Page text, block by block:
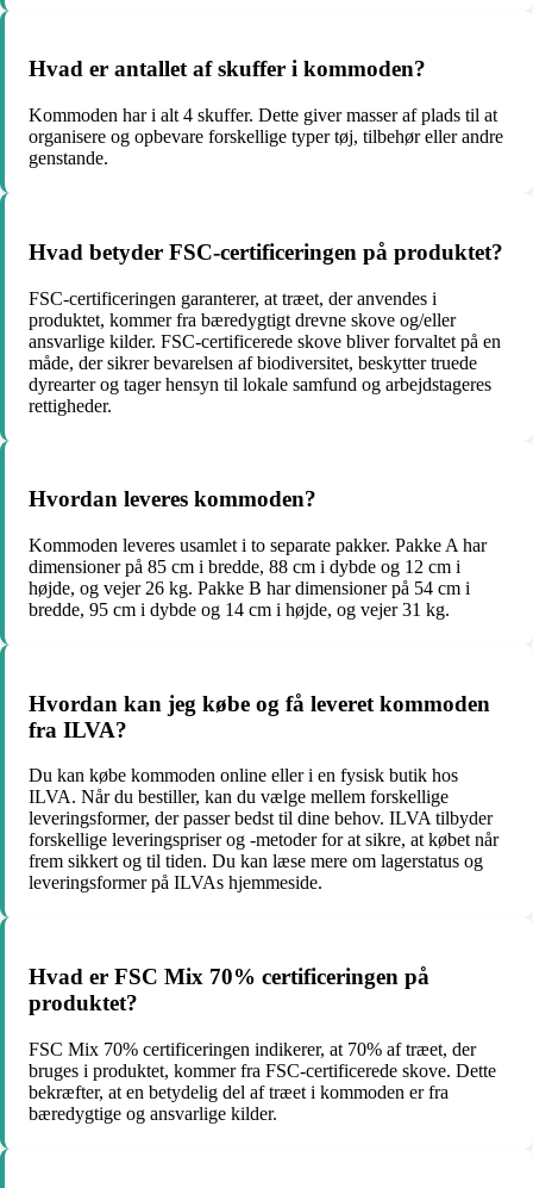
Hvad er antallet af skuffer i kommoden?
Kommoden har i alt 4 skuffer. Dette giver masser af plads til at
organisere og opbevare forskellige typer tøj, tilbehør eller andre
genstande.
Hvad betyder FSC-certificeringen på produktet?
FSC-certificeringen garanterer, at træet, der anvendes i
produktet, kommer fra bæredygtigt drevne skove og/eller
ansvarlige kilder. FSC-certificerede skove bliver forvaltet på en
måde, der sikrer bevarelsen af biodiversitet, beskytter truede
dyrearter og tager hensyn til lokale samfund og arbejdstageres
rettigheder.
Hvordan leveres kommoden?
Kommoden leveres usamlet i to separate pakker. Pakke A har
dimensioner på 85 cm i bredde, 88 cm i dybde og 12 cm i
højde, og vejer 26 kg. Pakke B har dimensioner på 54 cm i
bredde, 95 cm i dybde og 14 cm i højde, og vejer 31 kg.
Hvordan kan jeg købe og få leveret kommoden
fra ILVA?
Du kan købe kommoden online eller i en fysisk butik hos
ILVA. Når du bestiller, kan du vælge mellem forskellige
leveringsformer, der passer bedst til dine behov. ILVA tilbyder
forskellige leveringspriser og -metoder for at sikre, at købet når
frem sikkert og til tiden. Du kan læse mere om lagerstatus og
leveringsformer på ILVAs hjemmeside.
Hvad er FSC Mix 70% certificeringen på
produktet?
FSC Mix 70% certificeringen indikerer, at 70% af træet, der
bruges i produktet, kommer fra FSC-certificerede skove. Dette
bekræfter, at en betydelig del af træet i kommoden er fra
bæredygtige og ansvarlige kilder.